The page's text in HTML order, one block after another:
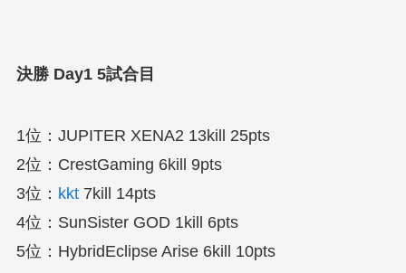
決勝 Day1 5試合目
1位：JUPITER XENA2 13kill 25pts
2位：CrestGaming 6kill 9pts
3位： kkt7kill 14pts
4位：SunSister GOD 1kill 6pts
5位：HybridEclipse Arise 6kill 10pts